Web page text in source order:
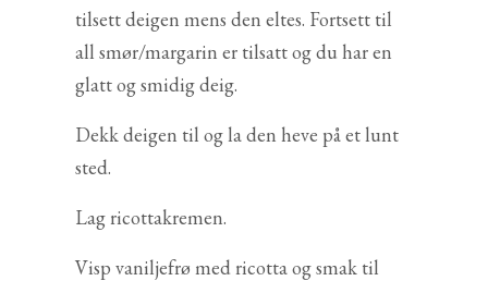
tilsett deigen mens den eltes. Fortsett til
all smør/margarin er tilsatt og du har en
glatt og smidig deig.
Dekk deigen til og la den heve på et lunt
sted.
Lag ricottakremen.
Visp vaniljefrø med ricotta og smak til